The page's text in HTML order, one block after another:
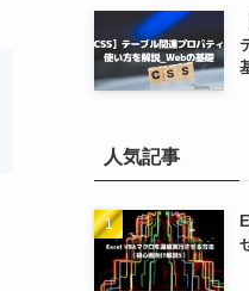
人気記事